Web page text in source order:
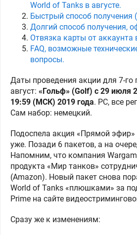
World of Tanks в августе.
Быстрый способ получения
Долгий способ получения,
Отвязка карты от аккаунта
FAQ, возможные
вопросы.
Даты проведения акции для 7-го
август: «Гольф» (Golf) с 29 июля
19:59 (МСК) 2019 года. PC, все
Сам набор: немецкий.
Подоспела акция «Прямой эфир»
уже. Позади 6 пакетов, а на
Напомним, что компания
продукта «Мир танков»
(Amazon). Новый пакет снова
World of Tanks «плюшками» за
Prime на сайте
Сразу же к изменениям: